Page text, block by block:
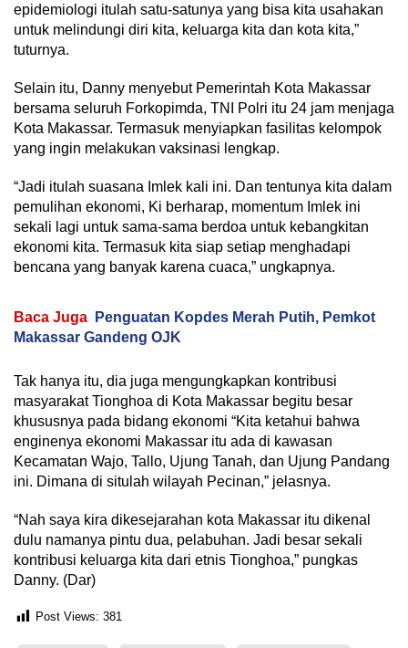
epidemiologi itulah satu-satunya yang bisa kita usahakan
untuk melindungi diri kita, keluarga kita dan kota kita,”
tuturnya.
Selain itu, Danny menyebut Pemerintah Kota Makassar
bersama seluruh Forkopimda, TNI Polri itu 24 jam menjaga
Kota Makassar. Termasuk menyiapkan fasilitas kelompok
yang ingin melakukan vaksinasi lengkap.
“Jadi itulah suasana Imlek kali ini. Dan tentunya kita dalam
pemulihan ekonomi, Ki berharap, momentum Imlek ini
sekali lagi untuk sama-sama berdoa untuk kebangkitan
ekonomi kita. Termasuk kita siap setiap menghadapi
bencana yang banyak karena cuaca,” ungkapnya.
Baca Juga
Penguatan Kopdes Merah Putih, Pemkot
Makassar Gandeng OJK
Tak hanya itu, dia juga mengungkapkan kontribusi
masyarakat Tionghoa di Kota Makassar begitu besar
khususnya pada bidang ekonomi “Kita ketahui bahwa
enginenya ekonomi Makassar itu ada di kawasan
Kecamatan Wajo, Tallo, Ujung Tanah, dan Ujung Pandang
ini. Dimana di situlah wilayah Pecinan,” jelasnya.
“Nah saya kira dikesejarahan kota Makassar itu dikenal
dulu namanya pintu dua, pelabuhan. Jadi besar sekali
kontribusi keluarga kita dari etnis Tionghoa,” pungkas
Danny. (Dar)
Post Views: 381